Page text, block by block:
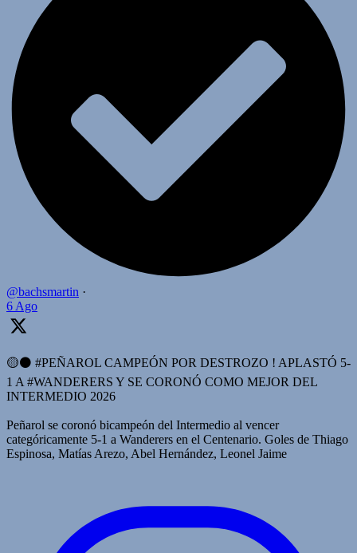
@bachsmartin ·
6 Ago
🟡⚫️ #PEÑAROL CAMPEÓN POR DESTROZO ! APLASTÓ 5-
1 A #WANDERERS Y SE CORONÓ COMO MEJOR DEL
INTERMEDIO 2026
Peñarol se coronó bicampeón del Intermedio al vencer
categóricamente 5-1 a Wanderers en el Centenario. Goles de Thiago
Espinosa, Matías Arezo, Abel Hernández, Leonel Jaime